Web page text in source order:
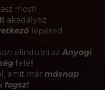
most!
akadályoz
lépésed
elindulni azAnyagi
felé!!
amit már másnap
fogsz!